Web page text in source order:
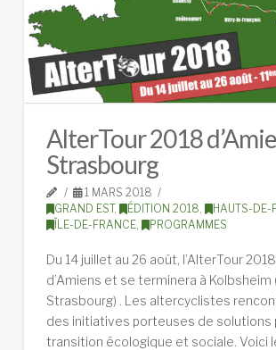
AlterTour 2018
Strasbourg
1 MARS 2018
GRAND EST, ÉDITION 2018, HAUTS-DE-
ÎLE-DE-FRANCE, PROGRAMMES
Du 14 juillet au 26 août, l’AlterTour
d’Amiens et se terminera à Kolbsheim
Strasbourg) . Les altercyclistes
des initiatives porteuses de solutions
transition écologique et sociale. Voici